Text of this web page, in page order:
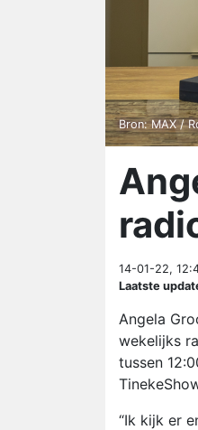
Bron: MAX /
14-01-22,
Laatste
Angela
wekelijks
tussen
“Ik kijk er